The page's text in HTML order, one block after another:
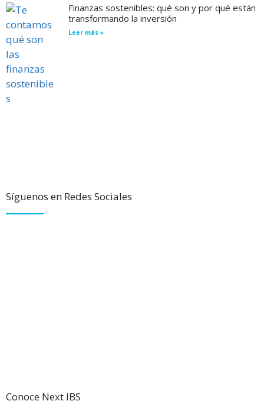
Finanzas sostenibles: qué son y por qué están
transformando la inversión
Leer más »
Síguenos en Redes Sociales
Conoce Next IBS